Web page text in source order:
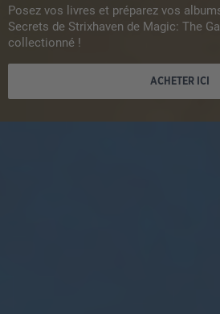
Posez vos livres et préparez vos
Secrets de Strixhaven de Magic: The
collectionné !
ACHETER ICI